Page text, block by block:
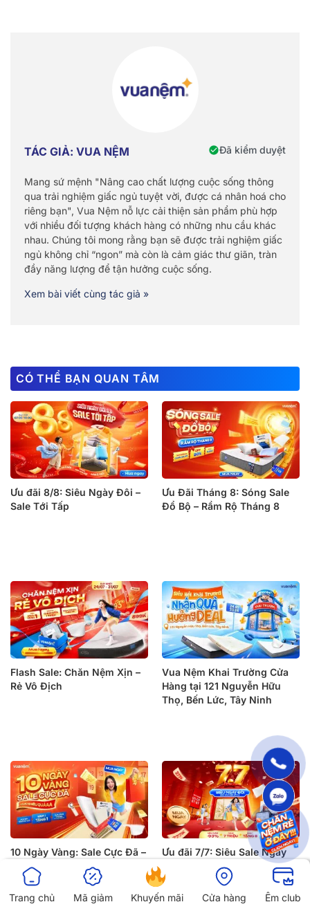
TÁC GIẢ: VUA NỆM Đã kiểm duyệt
Mang sứ mệnh "Nâng cao chất lượng cuộc sống thông
qua trải nghiệm giấc ngủ tuyệt vời, được cá nhân hoá cho
riêng bạn", Vua Nệm nỗ lực cải thiện sản phẩm phù hợp
với nhiều đối tượng khách hàng có những nhu cầu khác
nhau. Chúng tôi mong rằng bạn sẽ được trải nghiệm giấc
ngủ không chỉ “ngon” mà còn là cảm giác thư giãn, tràn
đầy năng lượng để tận hưởng cuộc sống.
Xem bài viết cùng tác giả »
CÓ THỂ BẠN QUAN TÂM
Ưu đãi 8/8: Siêu Ngày Đôi –
Sale Tới Tấp
Ưu Đãi Tháng 8: Sóng Sale
Đổ Bộ – Rầm Rộ Tháng 8
Flash Sale: Chăn Nệm Xịn –
Rẻ Vô Địch
Vua Nệm Khai Trường Cửa
Hàng tại 121 Nguyễn Hữu
Thọ, Bến Lức, Tây Ninh
10 Ngày Vàng: Sale Cực Đã –
Quà Nhiều Quá
Ưu đãi 7/7: Siêu Sale Ngày
Đôi – Săn Voucher Xối Xả
Trang chủ Mã giảm Khuyến mãi Cửa hàng Êm club